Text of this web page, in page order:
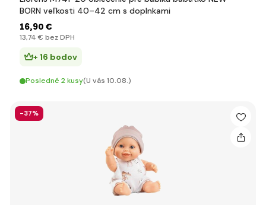
BORN veľkosti 40–42 cm s doplnkami
16,90 €
13,74 € bez DPH
+ 16 bodov
Posledné 2 kusy(U vás 10.08.)
-37%